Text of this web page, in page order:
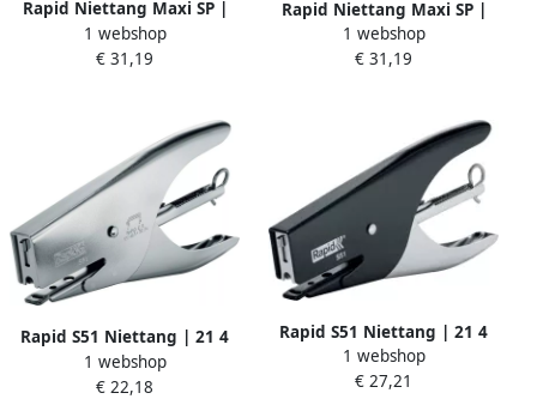
Rapid Niettang Maxi SP |
Roze Goud 5001084
1 webshop
€ 31,19
Rapid Niettang Maxi SP |
Mat Zilver 5000890
1 webshop
€ 31,19
Rapid S51 Niettang | 21 4
mm | Nikkel 10538702
1 webshop
€ 22,18
Rapid S51 Niettang | 21 4
mm | Zwart 10538705
1 webshop
€ 27,21